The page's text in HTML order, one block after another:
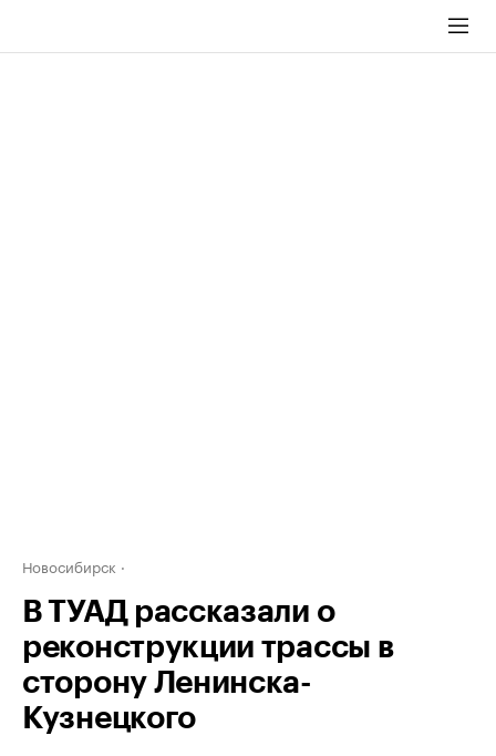
Новосибирск
В ТУАД рассказали о
реконструкции трассы в
сторону Ленинска-
Кузнецкого